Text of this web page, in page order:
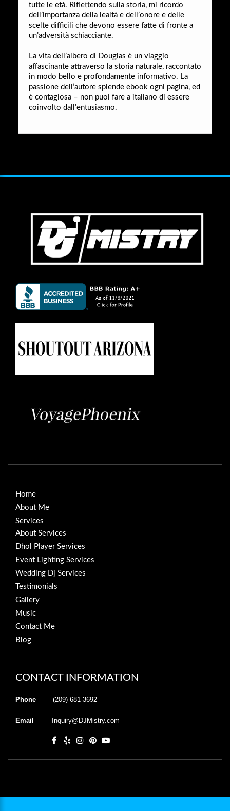
tutte le età. Riflettendo sulla storia, mi ricordo
dell’importanza della lealtà e dell’onore e delle
scelte difficili che devono essere fatte di fronte a
un’adversità schiacciante.
La vita dell’albero di Douglas è un viaggio
affascinante attraverso la storia naturale, raccontato
in modo bello e profondamente informativo. La
passione dell’autore splende ebook ogni pagina, ed
è contagiosa – non puoi fare a italiano di essere
coinvolto dall’entusiasmo.
Home
About Me
Services
About Services
Dhol Player Services
Event Lighting Services
Wedding Dj Services
Testimonials
Gallery
Music
Contact Me
Blog
CONTACT INFORMATION
Phone (209) 681-3692
Email Inquiry@DJMistry.com